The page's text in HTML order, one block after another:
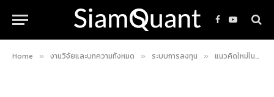
Facebook
YouTube
Home » งานวิจัยและบทความทั้งหมด » ระบบการลงทุน » แนวคิดใหม่ในการใช้ ADX วิเคราะห์หุ้น